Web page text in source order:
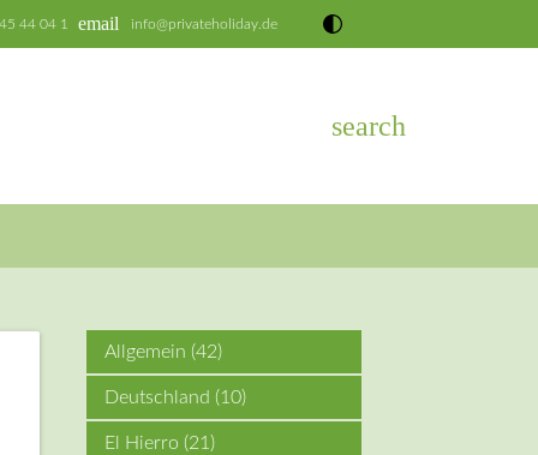
email info@privateholiday.de
44 04 1
search
WhatsApp
Allgemein (42)
Deutschland (10)
El Hierro (21)